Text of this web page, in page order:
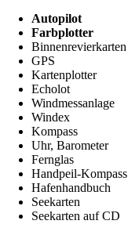
Autopilot
Farbplotter
Binnenrevierkarten
GPS
Kartenplotter
Echolot
Windmessanlage
Windex
Kompass
Uhr, Barometer
Fernglas
Handpeil-Kompass
Hafenhandbuch
Seekarten
Seekarten auf CD